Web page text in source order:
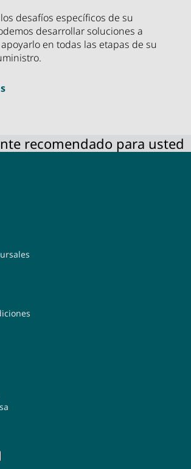
desafíos específicos de su
desarrollar soluciones a
en todas las etapas de su
recomendado para usted